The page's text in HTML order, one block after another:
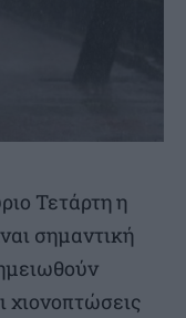
Τετάρτη η
σημαντική
χιονοπτώσεις